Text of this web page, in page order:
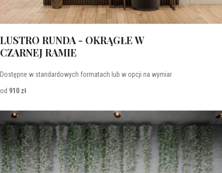
LUSTRO RUNDA - OKRĄGŁE W
CZARNEJ RAMIE
Dostępne w standardowych formatach lub w opcji na wymiar
od 910 zł